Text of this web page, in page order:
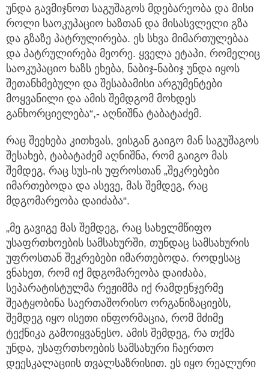
უნდა გავმიჯნოთ საგუშაგოს მდებარეობა და მისი
როლი საოკუპაციო ხაზთან და მისასვლელი გზა
და გზაზე პატრულირება. ეს სხვა მიმართულებაა
და პატრულირება მეორე. ყველა ეტაპი, რომელიც
საოკუპაციო ხაზს ეხება, ნაბიჯ-ნაბიჯ უნდა იყოს
შეთანხმებული და შესაბამისი არგუმენტები
მოყვანილი და ამის შემდგომ მოხდეს
განხორციელება“,- აღნიშნა ტაბატაძემ.
რაც შეეხება კითხვას, ვისგან გაიგო მან საგუშაგოს
შესახებ, ტაბატაძემ აღნიშნა, რომ გაიგო მას
შემდეგ, რაც სუს-ის უფროსთან „შეკრებები
იმართებოდა და ასევე, მას შემდეგ, რაც
მდგომარეობა დაიძაბა“.
„მე გავიგე მას შემდეგ, რაც სახელმწიფო
უსაფრთხოების სამსახურში, თუნდაც სამსახურის
უფროსთან შეკრებები იმართებოდა. როდესაც
ვნახეთ, რომ იქ მდგომარეობა დაიძაბა,
სეპარატისტულმა რეჟიმმა იქ რამდენჯერმე
შეატყობინა საერთაშორისო ორგანიზაციებს,
შემდეგ იყო ისეთი ინფორმაცია, რომ მძიმე
ტექნიკა გამოიყვანესო. ამის შემდეგ, რა თქმა
უნდა, უსაფრთხოების სამსახური ჩაერთო
დეესკალაციის თვალსაზრისით. ეს იყო რეალური